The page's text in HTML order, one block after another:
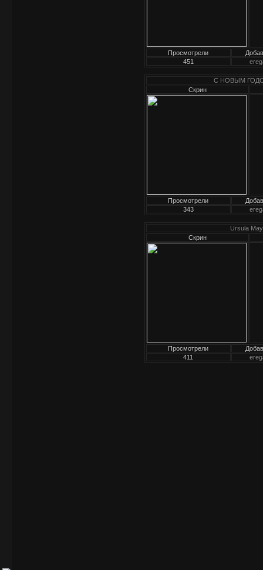
Просмотрели
451
С НОВЫМ
Скрин
Просмотрели
343
Ursula
Скрин
Просмотрели
411